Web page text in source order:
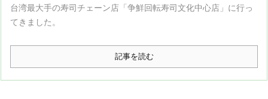
台湾最大手の寿司チェーン店「争鮮回転寿司文化中心店」に行っ
てきました。
記事を読む